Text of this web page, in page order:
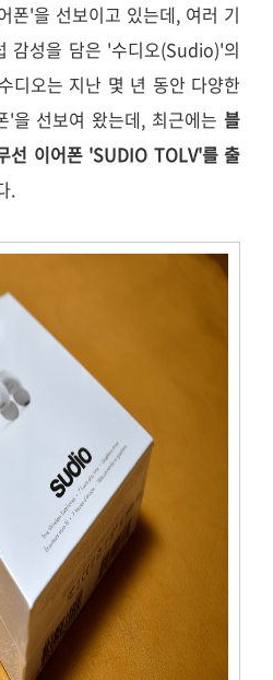
폰'을 선보이고 있는데, 여러 기
감성을 담은 '수디오(Sudio)'의
디오는 지난 몇 년 동안 다양한
을 선보여 왔는데, 최근에는 블
선 이어폰 'SUDIO TOLV'를 출
.